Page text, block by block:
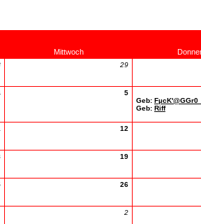
Mittwoch
29
5
Geb:
Geb: Riff
12
19
26
2